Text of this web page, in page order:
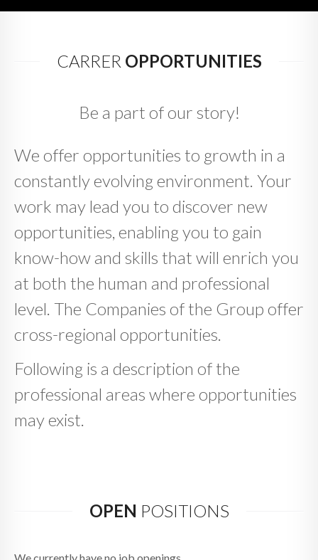
CARRER OPPORTUNITIES
Be a part of our story!
We offer opportunities to growth in a
constantly evolving environment. Your
work may lead you to discover new
opportunities, enabling you to gain
know-how and skills that will enrich you
at both the human and professional
level. The Companies of the Group offer
cross-regional opportunities.
Following is a description of the
professional areas where opportunities
may exist.
OPEN POSITIONS